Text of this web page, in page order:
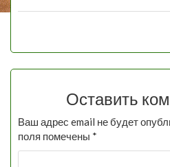
Оставить
Ваш адрес email не будет
поля помечены *